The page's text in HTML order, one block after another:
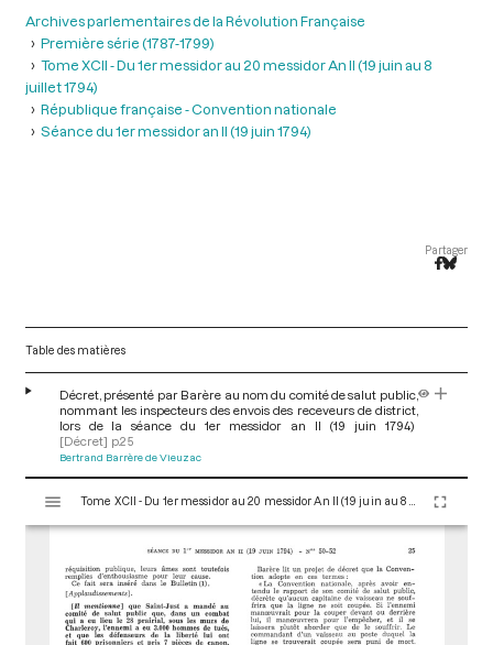
Archives parlementaires de la Révolution Française
Première série (1787-1799)
Tome XCII - Du 1er messidor au 20 messidor An II (19 juin au 8
juillet 1794)
République française - Convention nationale
Séance du 1er messidor an II (19 juin 1794)
Partager
Table des matières
Décret, présenté par Barère au nom du comité de salut public,
nommant les inspecteurs des envois des receveurs de district,
lors de la séance du 1er messidor an II (19 juin 1794)
[Décret] p.25
Bertrand Barrère de Vieuzac
s